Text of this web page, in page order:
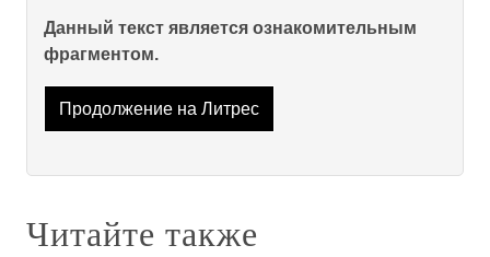
Данный текст является ознакомительным
фрагментом.
Продолжение на Литрес
Читайте также